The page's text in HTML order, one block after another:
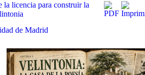
la licencia para construir la
de Madrid